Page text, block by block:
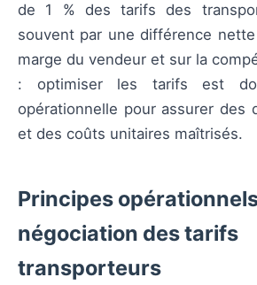
de 1 % des tarifs des
souvent par une différence
marge du vendeur et sur la
: optimiser les tarifs est
opérationnelle pour assurer des
et des coûts unitaires maîtrisés.
Principes
négociation des tarifs
transporteurs